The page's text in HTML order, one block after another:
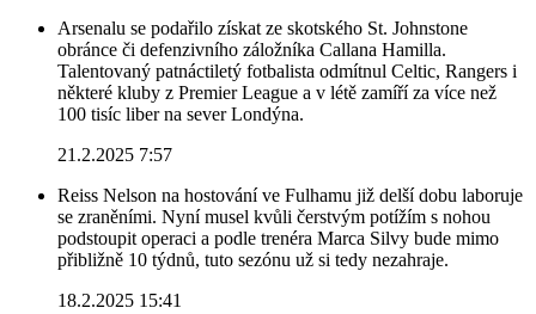
Arsenalu se podařilo získat ze skotského St. Johnstone
obránce či defenzivního záložníka Callana Hamilla.
Talentovaný patnáctiletý fotbalista odmítnul Celtic, Rangers i
některé kluby z Premier League a v létě zamíří za více než
100 tisíc liber na sever Londýna.
21.2.2025 7:57
Reiss Nelson na hostování ve Fulhamu již delší dobu laboruje
se zraněními. Nyní musel kvůli čerstvým potížím s nohou
podstoupit operaci a podle trenéra Marca Silvy bude mimo
přibližně 10 týdnů, tuto sezónu už si tedy nezahraje.
18.2.2025 15:41